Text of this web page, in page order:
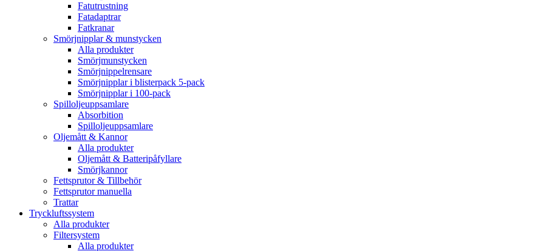
Fatutrustning
Fatadaptrar
Fatkranar
Smörjnipplar & munstycken
Alla produkter
Smörjmunstycken
Smörjnippelrensare
Smörjnipplar i blisterpack 5-pack
Smörjnipplar i 100-pack
Spilloljeuppsamlare
Absorbition
Spilloljeuppsamlare
Oljemått & Kannor
Alla produkter
Oljemått & Batteripåfyllare
Smörjkannor
Fettsprutor & Tillbehör
Fettsprutor manuella
Trattar
Tryckluftssystem
Alla produkter
Filtersystem
Alla produkter